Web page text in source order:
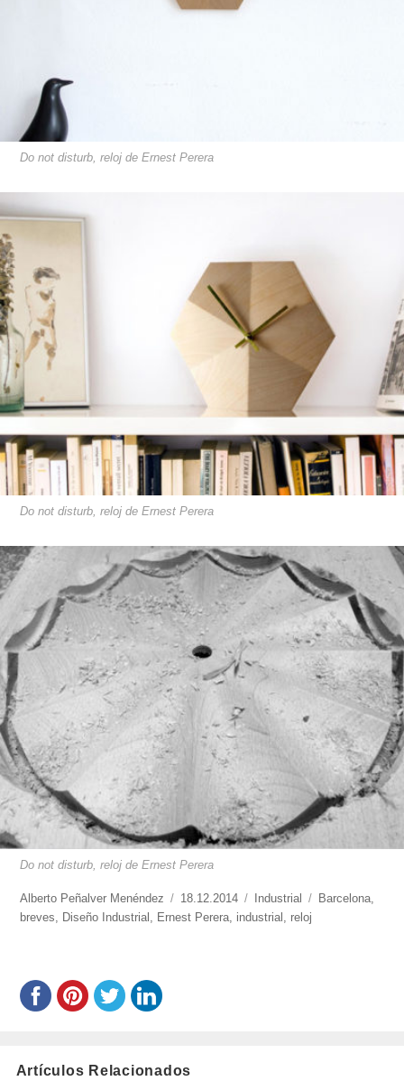
Do not disturb, reloj de Ernest Perera
Do not disturb, reloj de Ernest Perera
Do not disturb, reloj de Ernest Perera
https://www.experimenta.es/author/alberto-
penalver-
Alberto Peñalver Menéndez
Publicado
el
18.12.2014 Categorías
Industrial Etiquetas
Barcelona
breves
Diseño Industrial Ernest Perera industrial reloj
Artículos Relacionados